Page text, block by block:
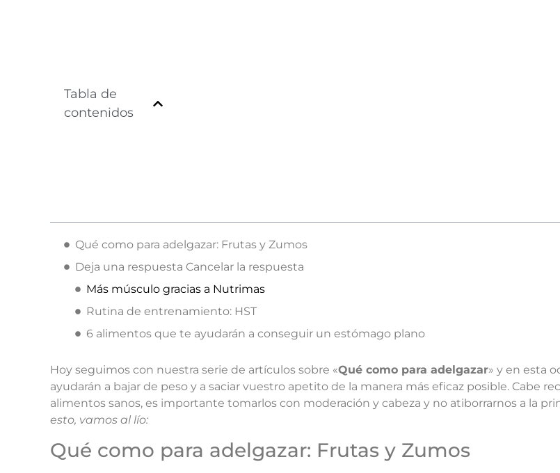
Tabla de
contenidos
Qué como para adelgazar: Frutas y Zumos
Deja una respuesta Cancelar la respuesta
Más músculo gracias a Nutrimas
Rutina de entrenamiento: HST
6 alimentos que te ayudarán a conseguir un estómago plano
Hoy seguimos con nuestra serie de artículos sobre «Qué como para adelgazar» y en esta
ayudarán a bajar de peso y a saciar vuestro apetito de la manera más eficaz posible. Cabe
alimentos sanos, es importante tomarlos con moderación y cabeza y no atiborrarnos a la
esto, vamos al lío:
Qué como para adelgazar: Frutas y Zumos